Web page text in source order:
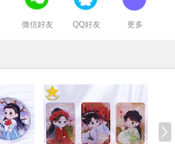
微信好友 QQ好友 更多